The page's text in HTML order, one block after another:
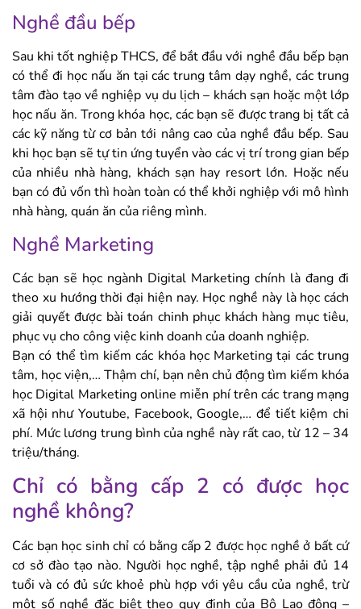
Nghề đầu bếp
Sau khi tốt nghiệp THCS, để bắt đầu với nghề đầu bếp bạn
có thể đi học nấu ăn tại các trung tâm dạy nghề, các trung
tâm đào tạo về nghiệp vụ du lịch – khách sạn hoặc một lớp
học nấu ăn. Trong khóa học, các bạn sẽ được trang bị tất cả
các kỹ năng từ cơ bản tới nâng cao của nghề đầu bếp. Sau
khi học bạn sẽ tự tin ứng tuyển vào các vị trí trong gian bếp
của nhiều nhà hàng, khách sạn hay resort lớn. Hoặc nếu
bạn có đủ vốn thì hoàn toàn có thể khởi nghiệp với mô hình
nhà hàng, quán ăn của riêng mình.
Nghề Marketing
Các bạn sẽ học ngành Digital Marketing chính là đang đi
theo xu hướng thời đại hiện nay. Học nghề này là học cách
giải quyết được bài toán chinh phục khách hàng mục tiêu,
phục vụ cho công việc kinh doanh của doanh nghiệp.
Bạn có thể tìm kiếm các khóa học Marketing tại các trung
tâm, học viện,… Thậm chí, bạn nên chủ động tìm kiếm khóa
học Digital Marketing online miễn phí trên các trang mạng
xã hội như Youtube, Facebook, Google,… để tiết kiệm chi
phí. Mức lương trung bình của nghề này rất cao, từ 12 – 34
triệu/tháng.
Chỉ có bằng cấp 2 có được học
nghề không?
Các bạn học sinh chỉ có bằng cấp 2 được học nghề ở bất cứ
cơ sở đào tạo nào. Người học nghề, tập nghề phải đủ 14
tuổi và có đủ sức khoẻ phù hợp với yêu cầu của nghề, trừ
một số nghề đặc biệt theo quy định của Bộ Lao động –